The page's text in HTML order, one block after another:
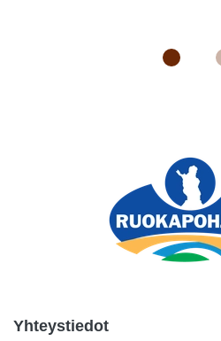
Yhteystiedot